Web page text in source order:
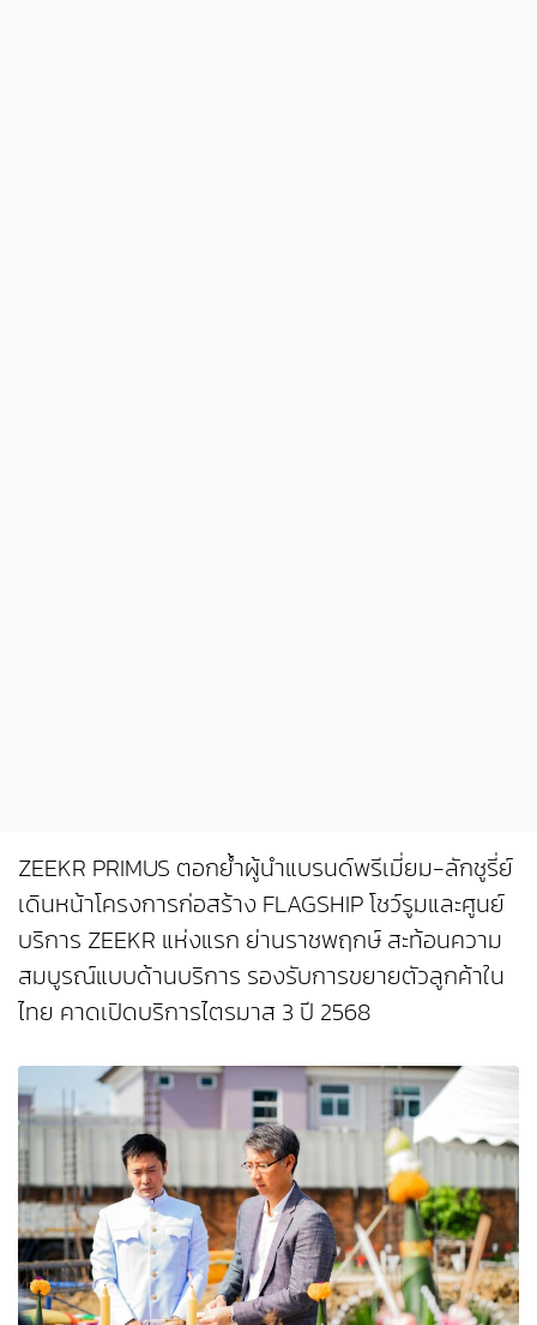
ZEEKR PRIMUS ตอกย้ำผู้นำแบรนด์พรีเมี่ยม-ลักชูรี่ย์
เดินหน้าโครงการก่อสร้าง FLAGSHIP โชว์รูมและศูนย์
บริการ ZEEKR แห่งแรก ย่านราชพฤกษ์ สะท้อนความ
สมบูรณ์แบบด้านบริการ รองรับการขยายตัวลูกค้าใน
ไทย คาดเปิดบริการไตรมาส 3 ปี 2568